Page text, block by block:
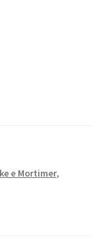
e Mortimer,